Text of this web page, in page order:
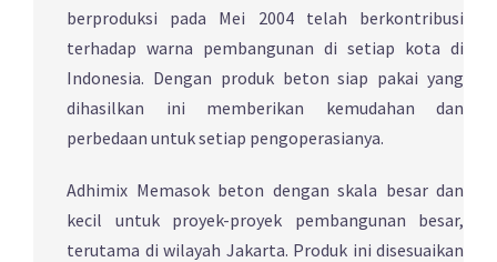
berproduksi pada Mei 2004 telah berkontribusi
terhadap warna pembangunan di setiap kota di
Indonesia. Dengan produk beton siap pakai yang
dihasilkan ini memberikan kemudahan dan
perbedaan untuk setiap pengoperasianya.
Adhimix Memasok beton dengan skala besar dan
kecil untuk proyek-proyek pembangunan besar,
terutama di wilayah Jakarta. Produk ini disesuaikan